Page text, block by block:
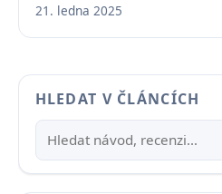
21. ledna 2025
HLEDAT V ČLÁNCÍCH